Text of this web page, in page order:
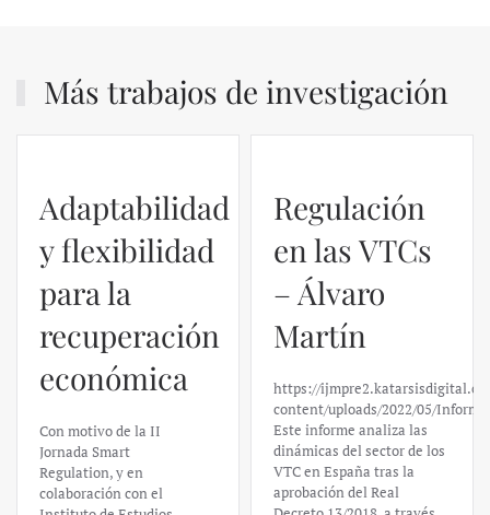
Más trabajos de investigación
Adaptabilidad
y flexibilidad
para la
recuperación
económica
Con motivo de la II
Jornada Smart
Regulation, y en
colaboración con el
Regulación
en las VTCs
– Álvaro
Martín
https://
content/uploads/2022/05/
Este informe analiza las
dinámicas del sector de los
VTC en España tras la
aprobación del Real